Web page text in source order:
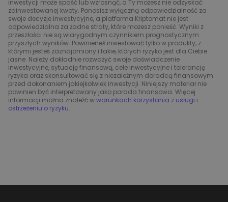
inwestycji może spaść lub wzrosnąć, a Ty możesz nie odzyskać
zainwestowanej kwoty. Ponosisz wyłączną odpowiedzialność za
swoje decyzje inwestycyjne, a platforma Kriptomat nie jest
odpowiedzialna za żadne straty, które możesz ponieść. Wyniki z
przeszłości nie są wiarygodnym czynnikiem prognostycznym
przyszłych wyników. Powinieneś inwestować tylko w produkty, z
którymi jesteś zaznajomiony i takie, których ryzyko jest dla Ciebie
jasne. Należy dokładnie rozważyć swoje doświadczenie
inwestycyjne, sytuację finansową, cele inwestycyjne i tolerancję
ryzyka oraz skonsultować się z niezależnym doradcą finansowym
przed dokonaniem jakiejkolwiek inwestycji. Niniejszy materiał nie
powinien być interpretowany jako porada finansowa. Więcej
informacji można znaleźć wwarunkach korzystania z usługi i
ostrzeżeniu o ryzyku.